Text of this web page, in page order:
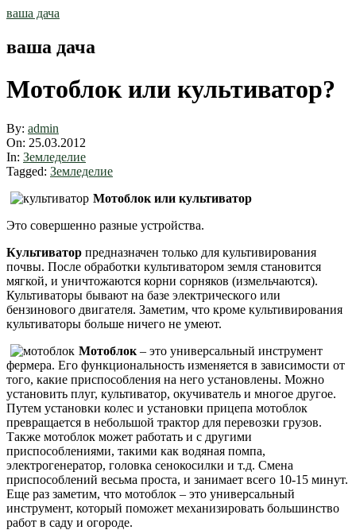
Skip
ваша дача
ваша дача
Мотоблок или культиватор?
By: admin
On: 25.03.2012
In: Земледелие
Tagged: Земледелие
Мотоблок или культиватор
Это совершенно разные устройства.
Культиватор предназначен только для культивирования
почвы. После обработки культиватором земля становится
мягкой, и уничтожаются корни сорняков (измельчаются).
Культиваторы бывают на базе электрического или
бензинового двигателя. Заметим, что кроме культивирования
культиваторы больше ничего не умеют.
Мотоблок – это универсальный инструмент
фермера. Его функциональность изменяется в зависимости от
того, какие приспособления на него установлены. Можно
установить плуг, культиватор, окучиватель и многое другое.
Путем установки колес и установки прицепа мотоблок
превращается в небольшой трактор для перевозки грузов.
Также мотоблок может работать и с другими
приспособлениями, такими как водяная помпа,
электрогенератор, головка сенокосилки и т.д. Смена
приспособлений весьма проста, и занимает всего 10-15 минут.
Еще раз заметим, что мотоблок – это универсальный
инструмент, который поможет механизировать большинство
работ в саду и огороде.